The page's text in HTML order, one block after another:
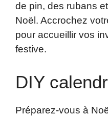
de pin, des rubans
Noël. Accrochez
pour accueillir vos
festive.
DIY
Préparez-vous à